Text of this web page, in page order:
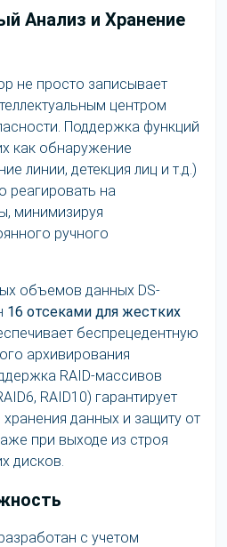
Анализ и Хранение
не просто записывает
центром
Поддержка функций
как обнаружение
линии, детекция лиц и т.д.)
реагировать на
минимизируя
ручного
объемов данных DS-
16 отсеками для жестких
беспрецедентную
архивирования
RAID-массивов
RAID10) гарантирует
данных и защиту от
при выходе из строя
дисков.
с учетом